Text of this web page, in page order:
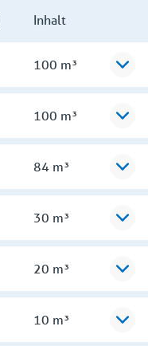
Inhalt
100 m³
100 m³
84 m³
30 m³
20 m³
10 m³